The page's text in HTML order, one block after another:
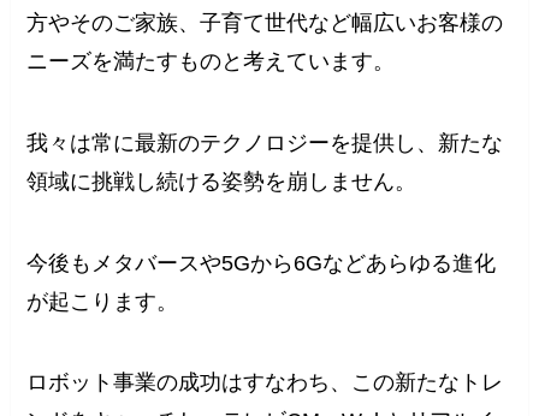
方やそのご家族、子育て世代など幅広いお客様の
ニーズを満たすものと考えています。
我々は常に最新のテクノロジーを提供し、新たな
領域に挑戦し続ける姿勢を崩しません。
今後もメタバースや5Gから6Gなどあらゆる進化
が起こります。
ロボット事業の成功はすなわち、この新たなトレ